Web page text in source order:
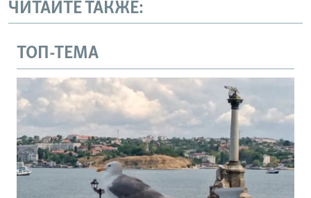
ЧИТАЙТЕ ТАКЖЕ:
ТОП-ТЕМА